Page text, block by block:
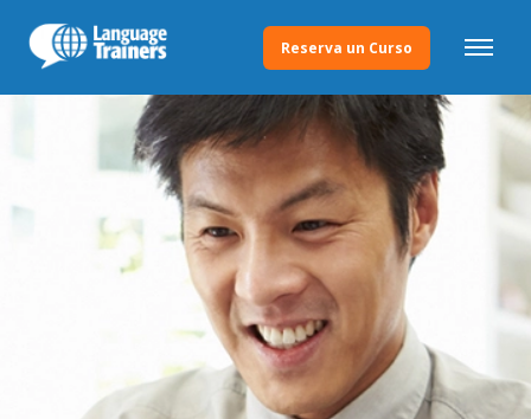
Reserva un Curso